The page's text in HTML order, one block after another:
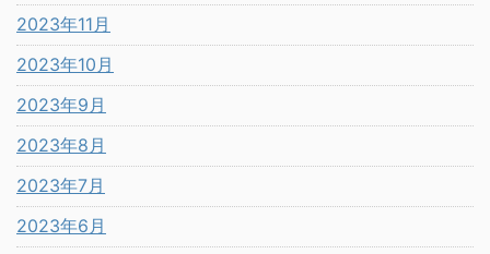
2023年11月
2023年10月
2023年9月
2023年8月
2023年7月
2023年6月